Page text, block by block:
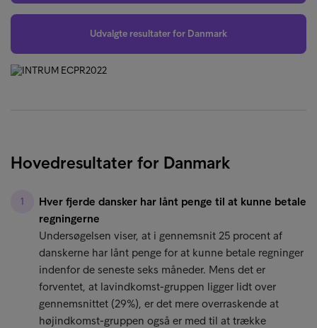
Udvalgte resultater for Danmark
Hovedresultater for Danmark
Hver fjerde dansker har lånt penge til at kunne betale
regningerne
Undersøgelsen viser, at i gennemsnit 25 procent af
danskerne har lånt penge for at kunne betale regninger
indenfor de seneste seks måneder. Mens det er
forventet, at lavindkomst-gruppen ligger lidt over
gennemsnittet (29%), er det mere overraskende at
højindkomst-gruppen også er med til at trække